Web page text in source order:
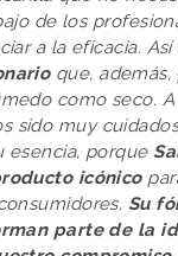
de los
a la eficacia. Así
que, además,
como seco.
sido muy
esencia, porque
icónico
Su
parte de la